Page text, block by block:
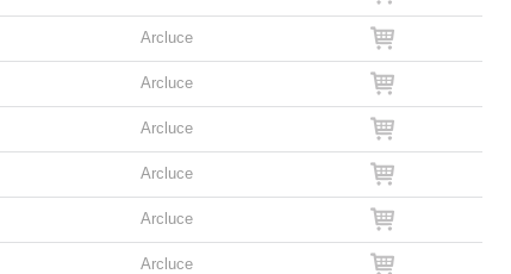
Arcluce
Arcluce
Arcluce
Arcluce
Arcluce
Arcluce